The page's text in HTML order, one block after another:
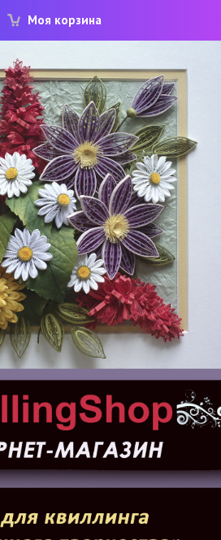
Моя корзина